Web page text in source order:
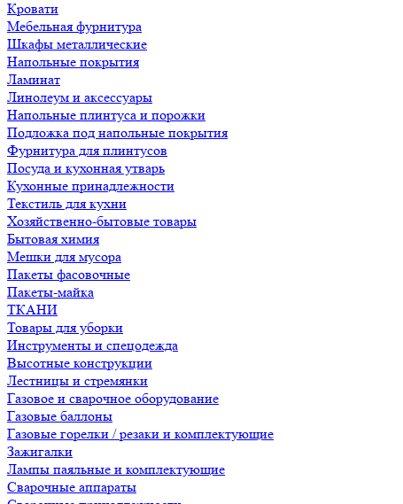
Кровати
Мебельная фурнитура
Шкафы металлические
Напольные покрытия
Ламинат
Линолеум и аксессуары
Напольные плинтуса и порожки
Подложка под напольные покрытия
Фурнитура для плинтусов
Посуда и кухонная утварь
Кухонные принадлежности
Текстиль для кухни
Хозяйственно-бытовые товары
Бытовая химия
Мешки для мусора
Пакеты фасовочные
Пакеты-майка
ТКАНИ
Товары для уборки
Инструменты и спецодежда
Высотные конструкции
Лестницы и стремянки
Газовое и сварочное оборудование
Газовые баллоны
Газовые горелки / резаки и комплектующие
Зажигалки
Лампы паяльные и комплектующие
Сварочные аппараты